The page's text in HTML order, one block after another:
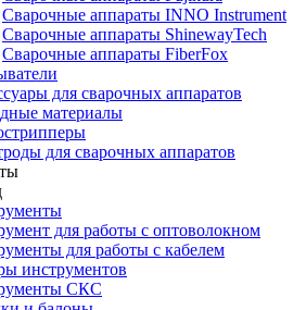
Сварочные аппараты INNO Instrument
Сварочные аппараты ShinewayTech
Cварочные аппараты FiberFox
для сварочных аппаратов
материалы
для сварочных аппаратов
для работы с оптоволокном
для работы с кабелем
инструментов
СКС